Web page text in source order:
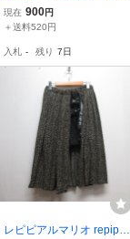
女児/スカート/プリーツス
カート/ロングスカート/サ
ウエストゴム/ダンス/
現在 900円
＋送料520円
入札 - 残り 7日
レピピアルマリオ repipi a